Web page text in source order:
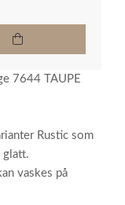
7644 TAUPE
Rustic som
glatt.
vaskes på